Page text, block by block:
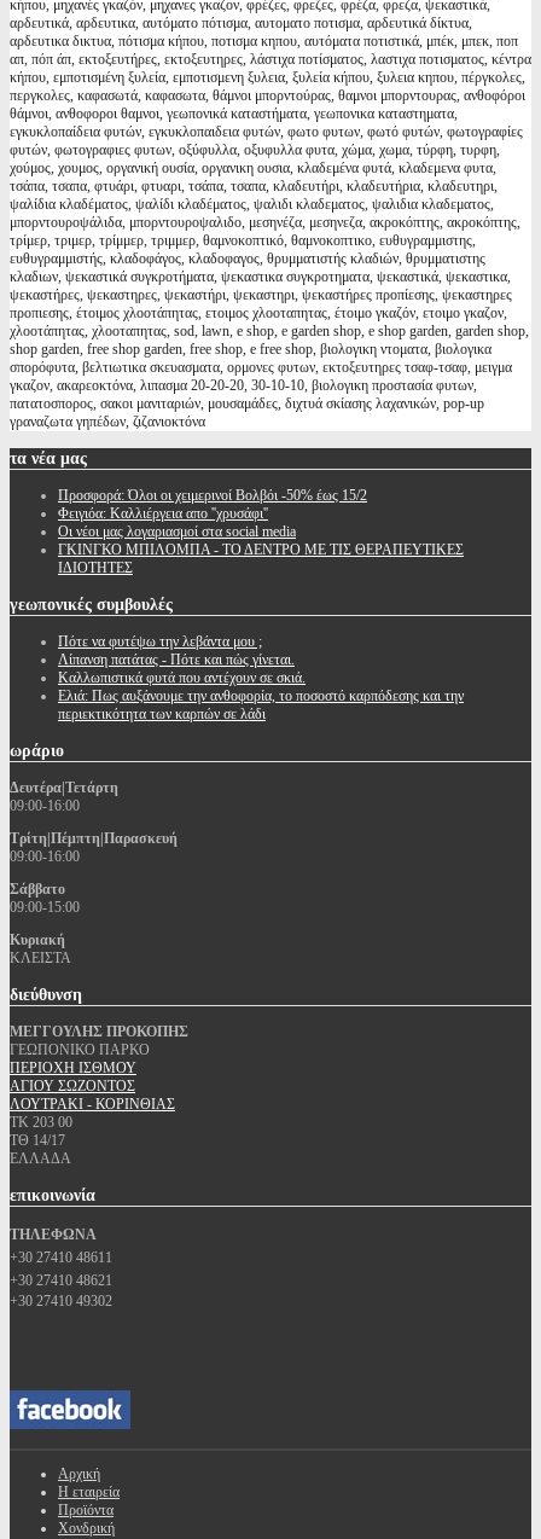
κήπου, μηχανές γκαζόν, μηχανες γκαζον, φρέζες, φρεζες, φρέζα, φρεζα, ψεκαστικά,
αρδευτικά, αρδευτικα, αυτόματο πότισμα, αυτοματο ποτισμα, αρδευτικά δίκτυα,
αρδευτικα δικτυα, πότισμα κήπου, ποτισμα κηπου, αυτόματα ποτιστικά, μπέκ, μπεκ, ποπ
απ, πόπ άπ, εκτοξευτήρες, εκτοξευτηρες, λάστιχα ποτίσματος, λαστιχα ποτισματος, κέντρα
κήπου, εμποτισμένη ξυλεία, εμποτισμενη ξυλεια, ξυλεία κήπου, ξυλεια κηπου, πέργκολες,
περγκολες, καφασωτά, καφασωτα, θάμνοι μπορντούρας, θαμνοι μπορντουρας, ανθοφόροι
θάμνοι, ανθοφοροι θαμνοι, γεωπονικά καταστήματα, γεωπονικα καταστηματα,
εγκυκλοπαίδεια φυτών, εγκυκλοπαιδεια φυτών, φωτο φυτων, φωτό φυτών, φωτογραφίες
φυτών, φωτογραφιες φυτων, οξύφυλλα, οξυφυλλα φυτα, χώμα, χωμα, τύρφη, τυρφη,
χούμος, χουμος, οργανική ουσία, οργανικη ουσια, κλαδεμένα φυτά, κλαδεμενα φυτα,
τσάπα, τσαπα, φτυάρι, φτυαρι, τσάπα, τσαπα, κλαδευτήρι, κλαδευτήρια, κλαδευτηρι,
ψαλίδια κλαδέματος, ψαλίδι κλαδέματος, ψαλιδι κλαδεματος, ψαλιδια κλαδεματος,
μπορντουροψάλιδα, μπορντουροψαλιδο, μεσηνέζα, μεσηνεζα, ακροκόπτης, ακροκόπτης,
τρίμερ, τριμερ, τρίμμερ, τριμμερ, θαμνοκοπτικό, θαμνοκοπτικο, ευθυγραμμιστης,
ευθυγραμμιστής, κλαδοφάγος, κλαδοφαγος, θρυμματιστής κλαδιών, θρυμματιστης
κλαδιων, ψεκαστικά συγκροτήματα, ψεκαστικα συγκροτηματα, ψεκαστικά, ψεκαστικα,
ψεκαστήρες, ψεκαστηρες, ψεκαστήρι, ψεκαστηρι, ψεκαστήρες προπίεσης, ψεκαστηρες
προπιεσης, έτοιμος χλοοτάπητας, ετοιμος χλοοταπητας, έτοιμο γκαζόν, ετοιμο γκαζον,
χλοοτάπητας, χλοοταπητας, sod, lawn, e shop, e garden shop, e shop garden, garden shop,
shop garden, free shop garden, free shop, e free shop, βιολογικη ντοματα, βιολογικα
σπορόφυτα, βελτιωτικα σκευασματα, ορμονες φυτων, εκτοξευτηρες τσαφ-τσαφ, μειγμα
γκαζον, ακαρεοκτόνα, λιπασμα 20-20-20, 30-10-10, βιολογικη προστασία φυτων,
πατατοσπορος, σακοι μανιταριών, μουσαμάδες, διχτυά σκίασης λαχανικών, pop-up
γραναζωτα γηπέδων, ζιζανιοκτόνα
τα νέα μας
Προσφορά: Όλοι οι χειμερινοί Βολβόι -50% έως 15/2
Φειγιόα: Καλλιέργεια απο ''χρυσάφι''
Oι νέοι μας λογαριασμοί στα social media
ΓΚΙΝΓΚΟ ΜΠΙΛΟΜΠΑ - ΤΟ ΔΕΝΤΡΟ ΜΕ ΤΙΣ ΘΕΡΑΠΕΥΤΙΚΕΣ
ΙΔΙΟΤΗΤΕΣ
γεωπονικές συμβουλές
Πότε να φυτέψω την λεβάντα μου ;
Λίπανση πατάτας - Πότε και πώς γίνεται.
Καλλωπιστικά φυτά που αντέχουν σε σκιά.
Ελιά: Πως αυξάνουμε την ανθοφορία, το ποσοστό καρπόδεσης και την
περιεκτικότητα των καρπών σε λάδι
ωράριο
Δευτέρα|Τετάρτη
09:00-16:00
Τρίτη|Πέμπτη|Παρασκευή
09:00-16:00
Σάββατο
09:00-15:00
Κυριακή
ΚΛΕΙΣΤΑ
διεύθυνση
ΜΕΓΓΟΥΛΗΣ ΠΡΟΚΟΠΗΣ
ΓΕΩΠΟΝΙΚΟ ΠΑΡΚΟ
ΠΕΡΙΟΧΗ ΙΣΘΜΟΥ
ΑΓΙΟΥ ΣΩΖΟΝΤΟΣ
ΛΟΥΤΡΑΚΙ - ΚΟΡΙΝΘΙΑΣ
ΤΚ 203 00
ΤΘ 14/17
ΕΛΛΑΔΑ
επικοινωνία
ΤΗΛΕΦΩΝΑ
+30 27410 48611
+30 27410 48621
+30 27410 49302
Αρχική
Η εταιρεία
Προϊόντα
Χονδρική